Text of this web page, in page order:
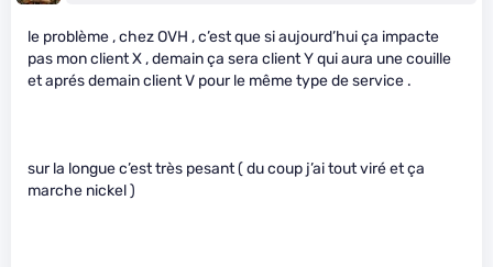
le problème , chez OVH , c’est que si aujourd’hui ça impacte
pas mon client X , demain ça sera client Y qui aura une couille
et aprés demain client V pour le même type de service .
sur la longue c’est très pesant ( du coup j’ai tout viré et ça
marche nickel )